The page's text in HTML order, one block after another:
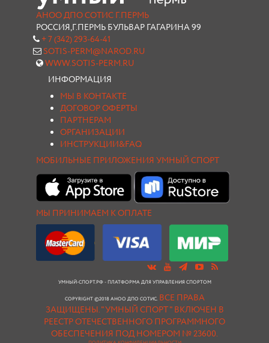
АНОО ДПО СОТИС Г.ПЕРМЬ
РОССИЯ,Г.ПЕРМЬ БУЛЬВАР ГАГАРИНА 99
+ 7 (342) 293-64-41
SOTIS-PERM@NAROD.RU
WWW.SOTIS-PERM.RU
ИНФОРМАЦИЯ
МЫ В КОНТАКТЕ
ДОГОВОР ОФЕРТЫ
ПАРТНЕРАМ
ОРГАНИЗАЦИИ
ИНСТРУКЦИИ&FAQ
МОБИЛЬНЫЕ ПРИЛОЖЕНИЯ УМНЫЙ СПОРТ
МЫ ПРИНИМАЕМ К ОПЛАТЕ
УМНЫЙ-СПОРТ.РФ - ПЛАТФОРМА ДЛЯ УПРАВЛЕНИЯ СПОРТОМ
COPYRIGHT ©2018 АНОО ДПО СОТИС. ВСЕ ПРАВА
ЗАЩИЩЕНЫ."УМНЫЙ СПОРТ " ВКЛЮЧЕН В
РЕЕСТР ОТЕЧЕСТВЕННОГО ПРОГРАММНОГО
ОБЕСПЕЧЕНИЯ ПОД НОМЕРОМ № 23600.